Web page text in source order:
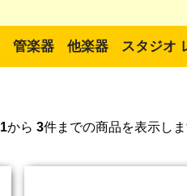
管楽器 他楽器 スタジオ
1から 3件までの商品を表示しま